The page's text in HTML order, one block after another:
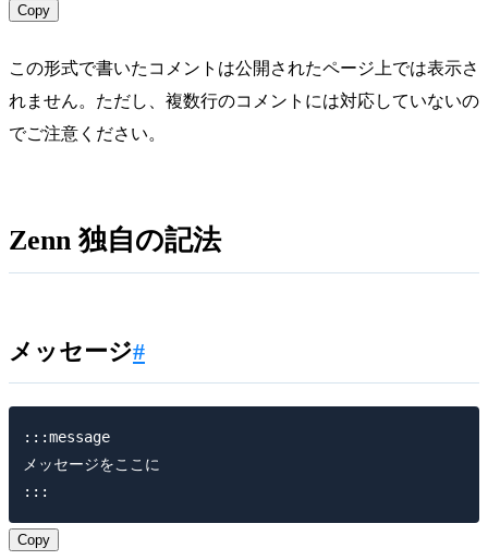
Copy
この形式で書いたコメントは公開されたページ上では表示さ
れません。ただし、複数行のコメントには対応していないの
でご注意ください。
Zenn 独自の記法
メッセージ#
:::message
メッセージをここに
Copy